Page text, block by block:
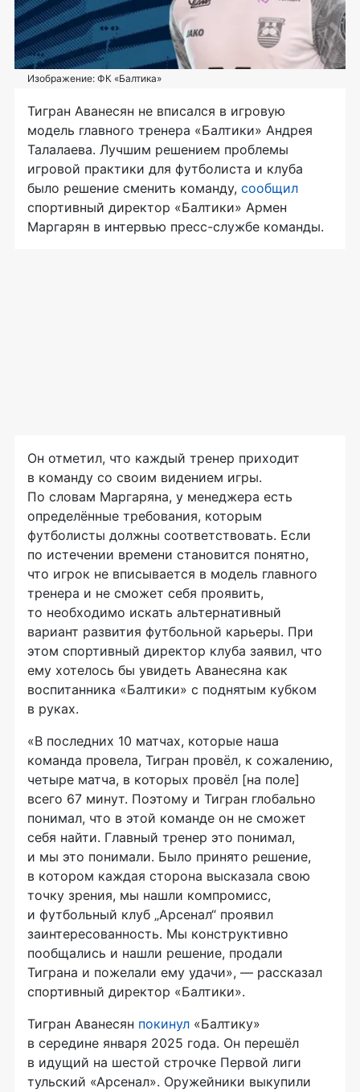
Изображение: ФК «Балтика»
Тигран Аванесян не вписался в игровую
модель главного тренера «Балтики» Андрея
Талалаева. Лучшим решением проблемы
игровой практики для футболиста и клуба
было решение сменить команду, сообщил
спортивный директор «Балтики» Армен
Маргарян в интервью пресс-службе команды.
Он отметил, что каждый тренер приходит
в команду со своим видением игры.
По словам Маргаряна, у менеджера есть
определённые требования, которым
футболисты должны соответствовать. Если
по истечении времени становится понятно,
что игрок не вписывается в модель главного
тренера и не сможет себя проявить,
то необходимо искать альтернативный
вариант развития футбольной карьеры. При
этом спортивный директор клуба заявил, что
ему хотелось бы увидеть Аванесяна как
воспитанника «Балтики» с поднятым кубком
в руках.
«В последних 10 матчах, которые наша
команда провела, Тигран провёл, к сожалению,
четыре матча, в которых провёл [на поле]
всего 67 минут. Поэтому и Тигран глобально
понимал, что в этой команде он не сможет
себя найти. Главный тренер это понимал,
и мы это понимали. Было принято решение,
в котором каждая сторона высказала свою
точку зрения, мы нашли компромисс,
и футбольный клуб „Арсенал“ проявил
заинтересованность. Мы конструктивно
пообщались и нашли решение, продали
Тиграна и пожелали ему удачи», — рассказал
спортивный директор «Балтики».
Тигран Аванесян покинул «Балтику»
в середине января 2025 года. Он перешёл
в идущий на шестой строчке Первой лиги
тульский «Арсенал». Оружейники выкупили